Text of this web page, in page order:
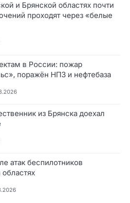
и Брянской областях почти
проходят через «белые
в России: пожар
поражён НПЗ и нефтебаза
из Брянска доехал
атак беспилотников